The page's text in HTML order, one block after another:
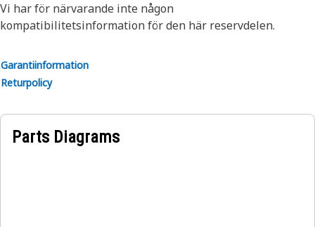
Vi har för närvarande inte någon
kompatibilitetsinformation för den här reservdelen.
Garantiinformation
Returpolicy
Parts Diagrams